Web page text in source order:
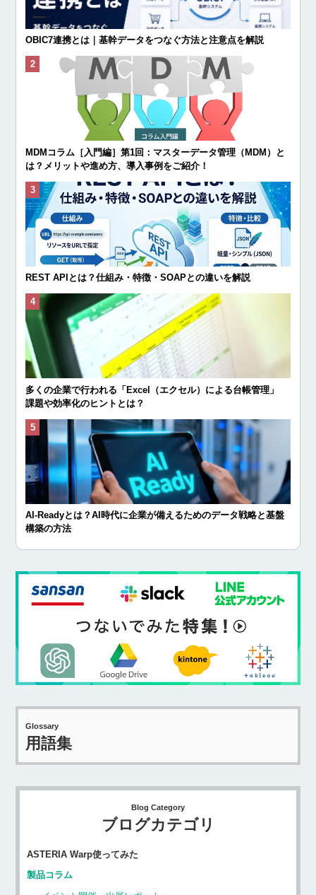
OBIC7連携とは｜基幹データをつなぐ方法と注意点を解説
MDMコラム［入門編］第1回：マスターデータ管理（MDM）と
は？メリットや進め方、導入事例をご紹介！
REST APIとは？仕組み・特徴・SOAPとの違いを解説
多くの企業で行われる「Excel（エクセル）による台帳管理」
課題や効率化のヒントとは？
AI-Readyとは？AI時代に企業が備えるためのデータ戦略と基盤
構築の方法
Glossary
用語集
Blog Category
ブログカテゴリ
ASTERIA Warp使ってみた
製品コラム